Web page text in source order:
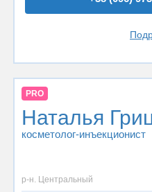
PRO
Наталья
косметолог-инъекционист
р-н. Центральный